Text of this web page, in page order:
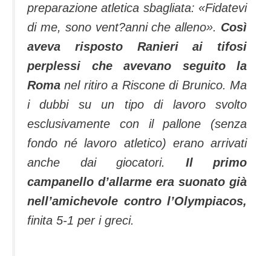
preparazione atletica sbagliata: «Fidatevi
di me, sono vent?anni che alleno». Così
aveva risposto Ranieri ai tifosi
perplessi che avevano seguito la
Roma nel ritiro a Riscone di Brunico. Ma
i dubbi su un tipo di lavoro svolto
esclusivamente con il pallone (senza
fondo né lavoro atletico) erano arrivati
anche dai giocatori. Il primo
campanello d’allarme era suonato già
nell’amichevole contro l’Olympiacos,
finita 5-1 per i greci.